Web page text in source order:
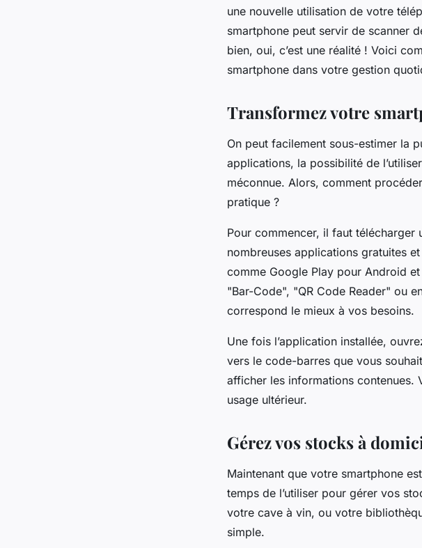
une nouvelle utilisation de votre
smartphone peut servir de scanner
bien, oui, c’est une réalité ! Voici
smartphone dans votre gestion
Transformez votre
On peut facilement sous-estimer la
applications, la possibilité de
méconnue. Alors, comment
pratique ?
Pour commencer, il faut
nombreuses applications gratuites
comme Google Play pour Android
"Bar-Code", "QR Code Reader" ou
correspond le mieux à vos besoins.
Une fois l’application installée,
vers le code-barres que vous
afficher les informations contenues.
usage ultérieur.
Gérez vos stocks à
Maintenant que votre smartphone
temps de l’utiliser pour gérer vos
votre cave à vin, ou votre
simple.